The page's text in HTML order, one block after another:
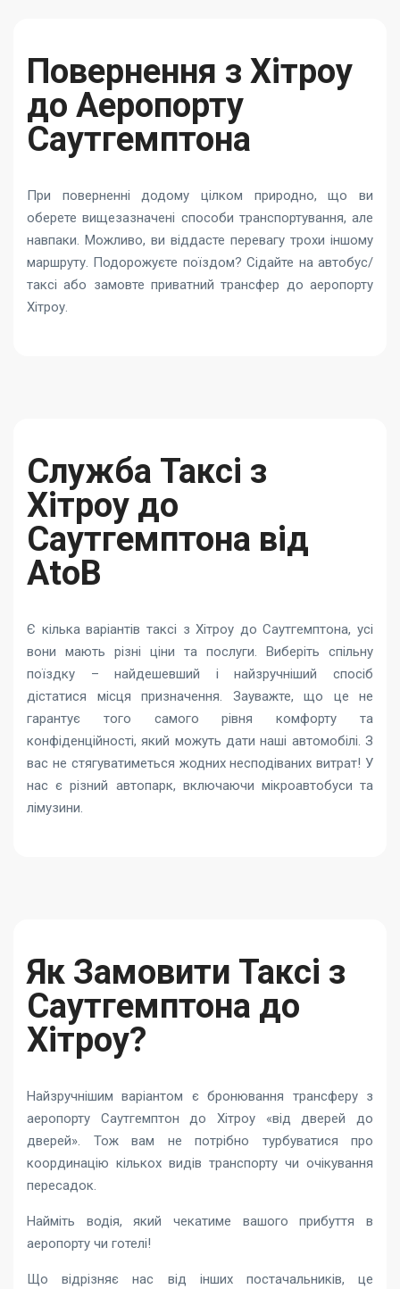
Повернення з Хітроу
до Аеропорту
Саутгемптона
При поверненні додому цілком природно, що ви
оберете вищезазначені способи транспортування, але
навпаки. Можливо, ви віддасте перевагу трохи іншому
маршруту. Подорожуєте поїздом? Сідайте на автобус/
таксі або замовте приватний трансфер до аеропорту
Хітроу.
Служба Таксі з
Хітроу до
Саутгемптона від
AtoB
Є кілька варіантів таксі з Хітроу до Саутгемптона, усі
вони мають різні ціни та послуги. Виберіть спільну
поїздку – найдешевший і найзручніший спосіб
дістатися місця призначення. Зауважте, що це не
гарантує того самого рівня комфорту та
конфіденційності, який можуть дати наші автомобілі. З
вас не стягуватиметься жодних несподіваних витрат! У
нас є різний автопарк, включаючи мікроавтобуси та
лімузини.
Як Замовити Таксі з
Саутгемптона до
Хітроу?
Найзручнішим варіантом є бронювання трансферу з
аеропорту Саутгемптон до Хітроу «від дверей до
дверей». Тож вам не потрібно турбуватися про
координацію кількох видів транспорту чи очікування
пересадок.
Найміть водія, який чекатиме вашого прибуття в
аеропорту чи готелі!
Що відрізняє нас від інших постачальників, це